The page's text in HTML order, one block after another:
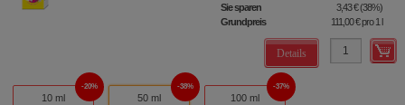
Sie sparen 3,43 €(38%)
Grundpreis
111,00 €pro 1 l
Details
10 ml
20%
50 ml
38%
100 ml
37%